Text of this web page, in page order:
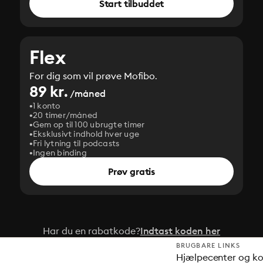
Start tilbuddet
Flex
For dig som vil prøve Mofibo.
89 kr. /måned
1 konto
20 timer/måned
Gem op til 100 ubrugte timer
Eksklusivt indhold hver uge
Fri lytning til podcasts
Ingen binding
Prøv gratis
Har du en rabatkode?Indtast koden her
BRUGBARE LINKS
Hjælpecenter og